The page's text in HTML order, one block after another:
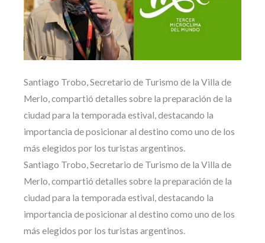
Santiago Trobo, Secretario de Turismo de la Villa de
Merlo, compartió detalles sobre la preparación de la
ciudad para la temporada estival, destacando la
importancia de posicionar al destino como uno de los
más elegidos por los turistas argentinos.
Santiago Trobo, Secretario de Turismo de la Villa de
Merlo, compartió detalles sobre la preparación de la
ciudad para la temporada estival, destacando la
importancia de posicionar al destino como uno de los
más elegidos por los turistas argentinos.